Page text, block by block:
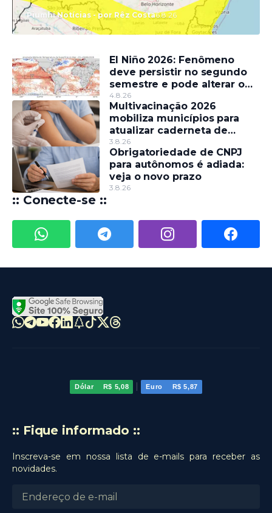
Piumhi Notícias - por Rêz Costa6.8.26
El Niño 2026: Fenômeno
deve persistir no segundo
semestre e pode alterar o
regime de chuvas
4.8.26
Multivacinação 2026
mobiliza municípios para
atualizar caderneta de
crianças e adolescentes
3.8.26
Obrigatoriedade de CNPJ
para autônomos é adiada:
veja o novo prazo
3.8.26
:: Conecte-se ::
Dólar R$ 5,08 | Euro R$ 5,87
:: Fique informado ::
Inscreva-se em nossa lista de e-mails para receber as
novidades.